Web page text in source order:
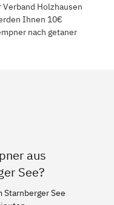
Holzhausen
Ihnen 10€
nach getaner
aus
See?
Starnberger See